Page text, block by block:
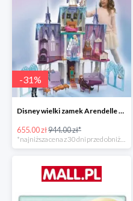
-31%
Disney wielki zamek Arendelle Frozen 2 -30%
655.00 zł944.00 zł*